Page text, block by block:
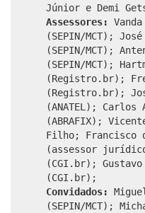
Júnior e Demi
Assessores:
(SEPIN/MCT);
(SEPIN/MCT);
(SEPIN/MCT);
(Registro.br);
(Registro.br);
(ANATEL);
(ABRAFIX);
Filho; Francisco
(assessor
(CGI.br);
(CGI.br);
Convidados:
(SEPIN/MCT);